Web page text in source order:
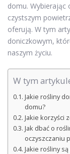
domu. Wybierając
czystszym
oferują. W tym
doniczkowym,
naszym życiu.
W tym
Jakie rośliny
domu?
Jakie korzyści
Jak dbać o
oczyszczaniu
Jakie rośliny